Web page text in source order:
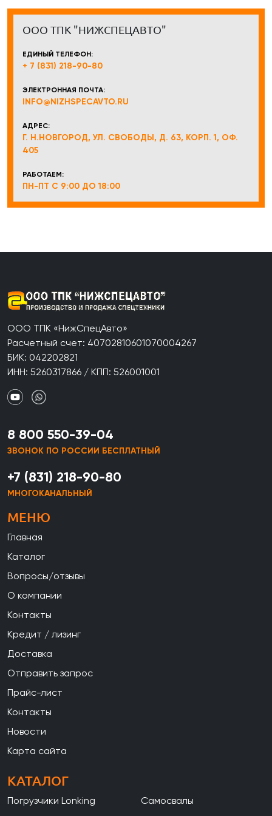
ООО ТПК "НИЖСПЕЦАВТО"
ЕДИНЫЙ ТЕЛЕФОН:
+ 7 (831) 218-90-80
ЭЛЕКТРОННАЯ ПОЧТА:
INFO@NIZHSPECAVTO.RU
АДРЕС:
Г. Н.НОВГОРОД, УЛ. СВОБОДЫ, Д. 63, КОРП. 1, ОФ.
405
РАБОТАЕМ:
ПН-ПТ С 9:00 ДО 18:00
ООО ТПК «НижСпецАвто»
Расчетный счет: 40702810601070004267
БИК: 042202821
ИНН: 5260317866 / КПП: 526001001
8 800 550-39-04
ЗВОНОК ПО РОССИИ БЕСПЛАТНЫЙ
+7 (831) 218-90-80
МНОГОКАНАЛЬНЫЙ
МЕНЮ
Главная
Каталог
Вопросы/отзывы
О компании
Контакты
Кредит / лизинг
Доставка
Отправить запрос
Прайс-лист
Контакты
Новости
Карта сайта
КАТАЛОГ
Погрузчики Lonking
Самосвалы